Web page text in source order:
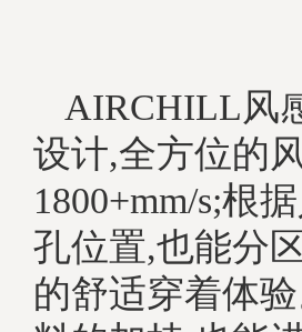
AIRCHILL风
设计,全方位的
1800+mm/s;根
孔位置,也能分
的舒适穿着体